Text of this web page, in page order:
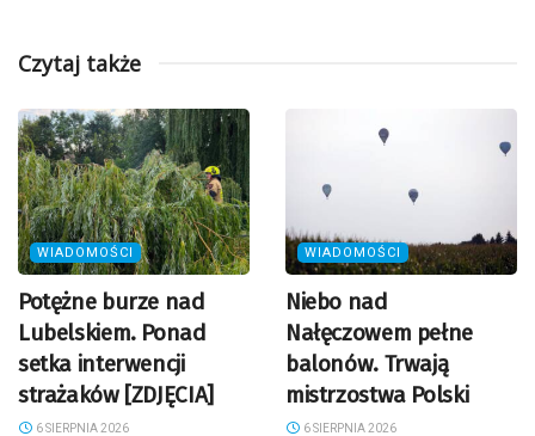
Czytaj także
WIADOMOŚCI
Potężne burze nad
Lubelskiem. Ponad
setka interwencji
strażaków [ZDJĘCIA]
6 SIERPNIA 2026
WIADOMOŚCI
Niebo nad
Nałęczowem pełne
balonów. Trwają
mistrzostwa Polski
6 SIERPNIA 2026